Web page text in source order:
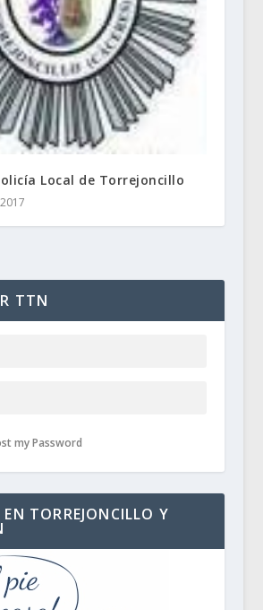
Local de Torrejoncillo
TTN
my Password
TORREJONCILLO Y